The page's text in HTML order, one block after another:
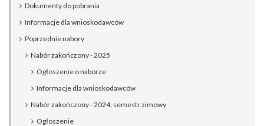
Dokumenty do pobrania
Informacje dla wnioskodawców
Poprzednie nabory
Nabór zakończony - 2025
Ogłoszenie o naborze
Informacje dla wnioskodawców
Nabór zakończony - 2024, semestr zimowy
Ogłoszenie